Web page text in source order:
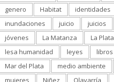
genero
Habitat
identidades
inundaciones
juicio juicios
jóvenes
La Matanza
La Plata
lesa humanidad
leyes libros
Mar del Plata
medio ambiente
mujeres
Niñez Olavarría